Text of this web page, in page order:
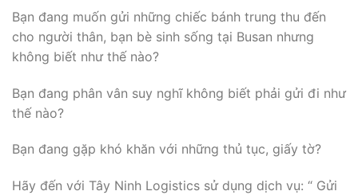
Bạn đang muốn gửi những chiếc bánh trung thu đến
cho người thân, bạn bè sinh sống tại Busan nhưng
không biết như thế nào?
Bạn đang phân vân suy nghĩ không biết phải gửi đi như
thế nào?
Bạn đang gặp khó khăn với những thủ tục, giấy tờ?
Hãy đến với Tây Ninh Logistics sử dụng dịch vụ: “ Gửi